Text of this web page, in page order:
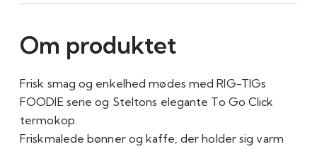
Om produktet
Frisk smag og enkelhed mødes med RIG-TIGs
FOODIE serie og Steltons elegante To Go Click
termokop.
Friskmalede bønner og kaffe, der holder sig varm